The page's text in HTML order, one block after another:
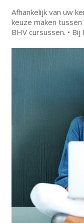
Afhankelijk van uw
keuze maken
BHV cursussen. •